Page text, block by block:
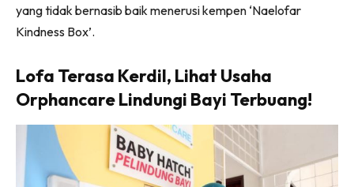
yang tidak bernasib baik menerusi kempen ‘Naelofar
Kindness Box’.
Lofa Terasa Kerdil, Lihat Usaha
Orphancare Lindungi Bayi Terbuang!